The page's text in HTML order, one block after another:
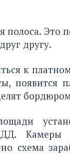
полоса. Это
другу.
к
появится
Камеры
схема